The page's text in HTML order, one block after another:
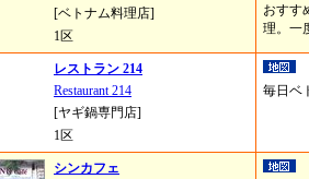
[ベトナム料理店]
1区
おすす
理。一
レストラン 214
Restaurant 214
[ヤギ鍋専門店]
1区
毎日ベ
シンカフェ